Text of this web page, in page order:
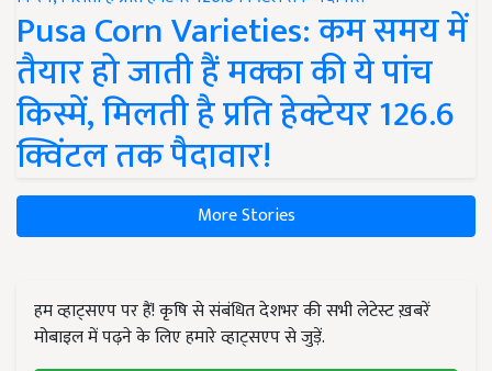
Pusa Corn Varieties: कम समय में
तैयार हो जाती हैं मक्का की ये पांच
किस्में, मिलती है प्रति हेक्टेयर 126.6
क्विंटल तक पैदावार!
More Stories
हम व्हाट्सएप पर हैं! कृषि से संबंधित देशभर की सभी लेटेस्ट ख़बरें
मोबाइल में पढ़ने के लिए हमारे व्हाट्सएप से जुड़ें.